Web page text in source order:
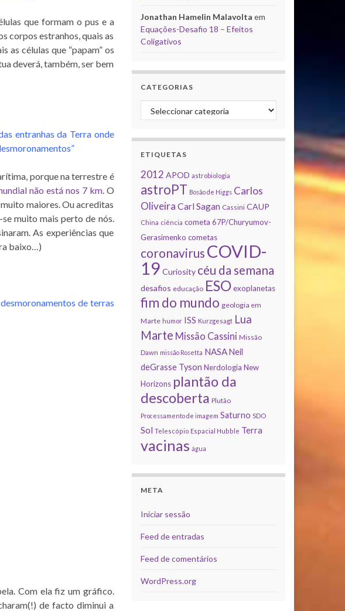
que formam o pus e a
corpos estranhos, quais as
as células que “papam” os
deverá, também, ser bem
entranhas da Terra onde
porque na terrestre é
não está nos 7 km. O
maiores. Ou acreditas
muito mais perto de nós.
As experiências que
baixo…)
de terras
Com ela fiz um gráfico.
de facto diminui a
Jonathan Hamelin Malavolta em
Equações-Desafio 18 – Efeitos
Coligativos
CATEGORIAS
Categorias
ETIQUETAS
2012 APOD astrobiologia
astroPT Bosão de Higgs Carlos
Oliveira Carl Sagan Cassini CAUP
China ciência cometa 67P/Churyumov-
Gerasimenko cometas
coronavirus COVID-
19 Curiosity céu da semana
desafios educação ESO exoplanetas
fim do mundo geologia em
Marte humor ISS Kurzgesagt Lua
Marte Missão Cassini Missão
Dawn missão Rosetta NASA Neil
deGrasse Tyson Nerdologia New
Horizons plantão da
descoberta Plutão
Processamento de imagem Saturno SDO
Sol Telescópio Espacial Hubble Terra
vacinas água
META
Iniciar sessão
Feed de entradas
Feed de comentários
WordPress.org